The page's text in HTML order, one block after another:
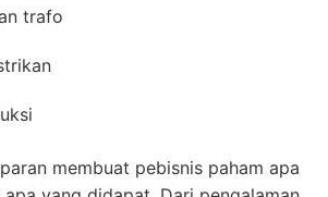
trafo
membuat pebisnis paham apa